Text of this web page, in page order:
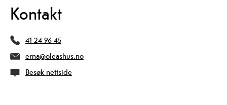
Kontakt
41 24 96 45
erna@oleashus.no
Besøk nettside